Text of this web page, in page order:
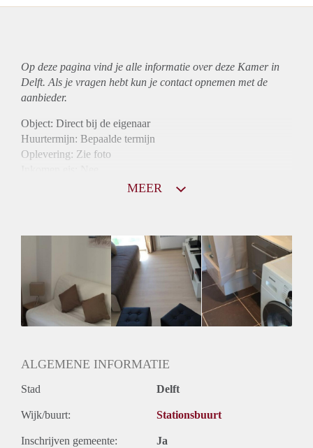
Op deze pagina vind je alle informatie over deze Kamer in
Delft. Als je vragen hebt kun je contact opnemen met de
aanbieder.
Object: Direct bij de eigenaar
Huurtermijn: Bepaalde termijn
Oplevering: Zie foto
Gedeelde Douche: Ja
Gedeelde woonkamer: Ja
Geslacht huisgenoten: Gemengd
MEER
ALGEMENE INFORMATIE
Stad Delft
Wijk/buurt: Stationsbuurt
Inschrijven gemeente: Ja